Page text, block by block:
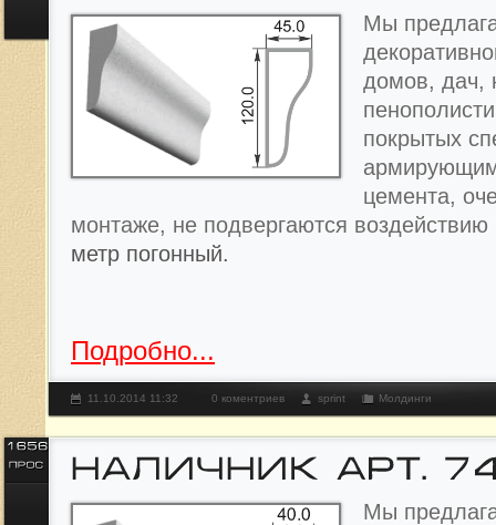
Мы
домов, дач,
покрытых
цемента,
монтаже, не подвергаются
метр погонный.
Подробно...
11.10.2014 11:32 0 коментриев sprint Молдинги
Мы